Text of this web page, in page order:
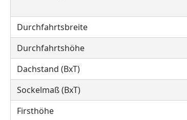
Durchfahrtsbreite
Durchfahrtshöhe
Dachstand (BxT)
Sockelmaß (BxT)
Firsthöhe